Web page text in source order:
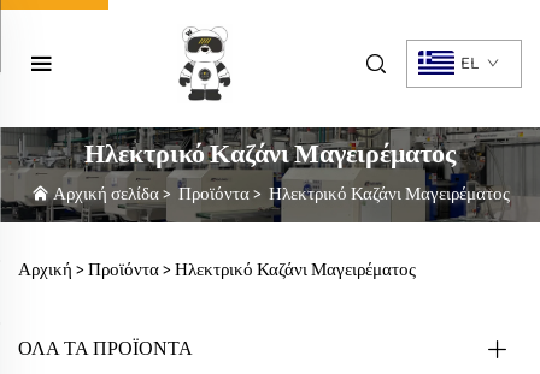
EL
Ηλεκτρικό Καζάνι Μαγειρέματος
Αρχική σελίδα>Προϊόντα> Ηλεκτρικό Καζάνι Μαγειρέματος
Αρχική >Προϊόντα>Ηλεκτρικό Καζάνι Μαγειρέματος
ΟΛΑ ΤΑ ΠΡΟΪΟΝΤΑ